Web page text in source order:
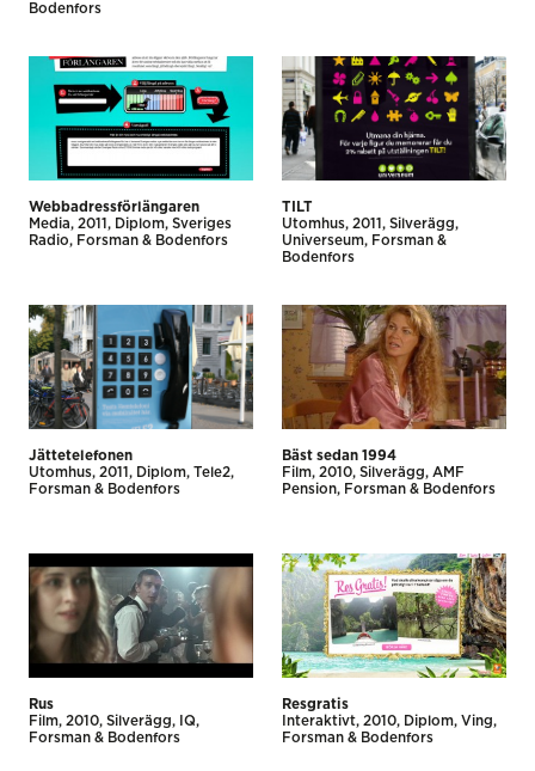
Bodenfors
Webbadressförlängaren
Media
2011 Diplom Sveriges
Radio
Forsman & Bodenfors
TILT
Utomhus 2011
Silverägg
Universeum
Forsman &
Bodenfors
Jättetelefonen
Utomhus 2011 Diplom Tele2
Forsman & Bodenfors
Bäst sedan 1994
Film 2010 Silverägg
AMF
Pension
Forsman & Bodenfors
Rus
Film 2010 Silverägg
IQ
Forsman & Bodenfors
Resgratis
Interaktivt 2010 Diplom Ving
Forsman & Bodenfors